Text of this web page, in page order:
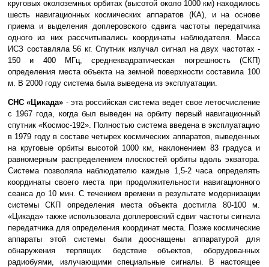
круговых околоземных орбитах (высотой около 1000 км) находилось
шесть навигационных космических аппаратов (КА), и на основе
приема и выделения доплеровского сдвига частоты передатчика
одного из них рассчитывались координаты наблюдателя. Масса
ИСЗ составляла 56 кг. Спутник излучал сигнал на двух частотах -
150 и 400 МГц, среднеквадратическая погрешность (СКП)
определения места объекта на земной поверхности составила 100
м. В 2000 году система была выведена из эксплуатации.
СНС «Цикада» - эта российская система ведет свое летосчисление
с 1967 года, когда был выведен на орбиту первый навигационный
спутник «Космос-192». Полностью система введена в эксплуатацию
в 1979 году в составе четырех космических аппаратов, выведенных
на круговые орбиты высотой 1000 км, наклонением 83 градуса и
равномерным распределением плоскостей орбиты вдоль экватора.
Система позволяла наблюдателю каждые 1,5-2 часа определять
координаты своего места при продолжительности навигационного
сеанса до 10 мин. С течением времени в результате модернизации
системы СКП определения места объекта достигла 80-100 м.
«Цикада» также использовала доплеровский сдвиг частоты сигнала
передатчика для определения координат места. Позже космические
аппараты этой системы были дооснащены аппаратурой для
обнаружения терпящих бедствие объектов, оборудованных
радиобуями, излучающими специальные сигналы. В настоящее